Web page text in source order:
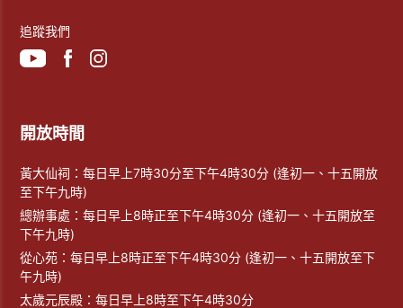
追蹤我們
開放時間
黃大仙祠：每日早上7時30分至下午4時30分 (逢初一、十五開放
至下午九時)
總辦事處：每日早上8時正至下午4時30分 (逢初一、十五開放至
下午九時)
從心苑：每日早上8時正至下午4時30分 (逢初一、十五開放至下
午九時)
太歲元辰殿：每日早上8時至下午4時30分